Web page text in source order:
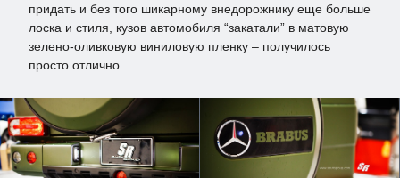
придать и без того шикарному внедорожнику еще больше
лоска и стиля, кузов автомобиля “закатали” в матовую
зелено-оливковую виниловую пленку – получилось
просто отлично.